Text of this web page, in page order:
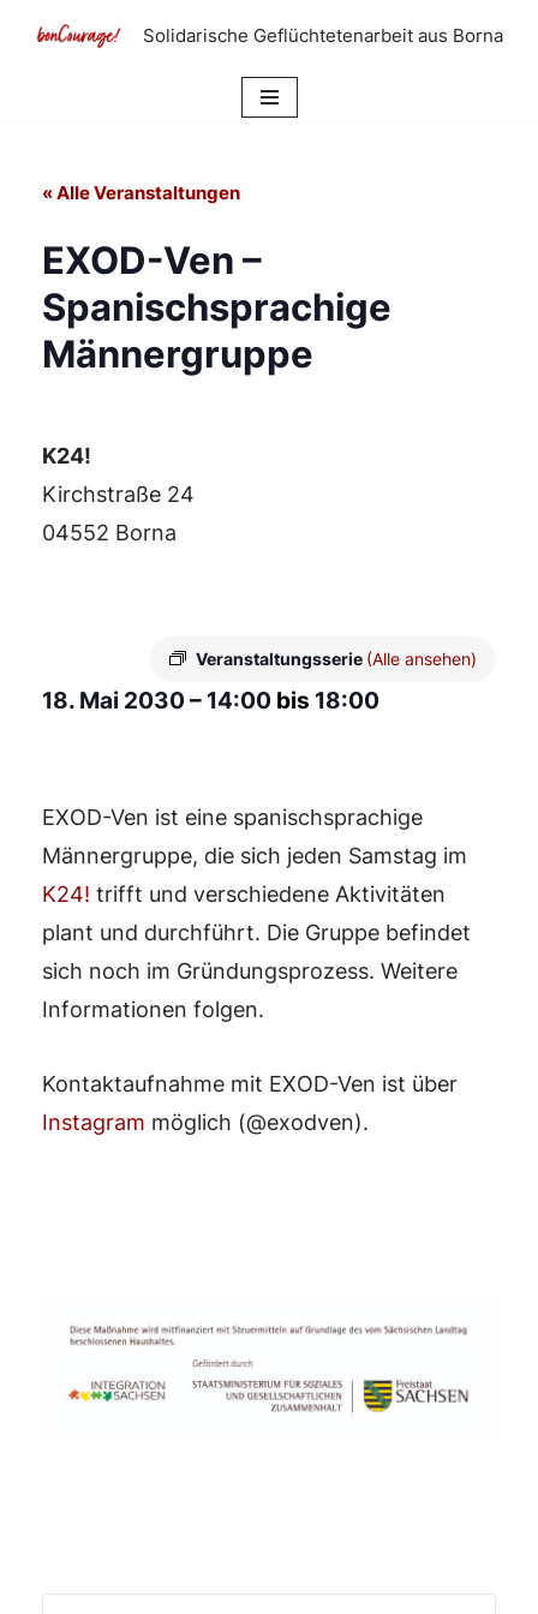
Solidarische Geflüchtetenarbeit aus Borna
« Alle Veranstaltungen
EXOD-Ven –
Spanischsprachige
Männergruppe
K24!
Kirchstraße 24
04552 Borna
Veranstaltungsserie (Alle ansehen)
18. Mai 2030 – 14:00 bis 18:00
EXOD-Ven ist eine spanischsprachige
Männergruppe, die sich jeden Samstag im
K24! trifft und verschiedene Aktivitäten
plant und durchführt. Die Gruppe befindet
sich noch im Gründungsprozess. Weitere
Informationen folgen.
Kontaktaufnahme mit EXOD-Ven ist über
Instagram möglich (@exodven).